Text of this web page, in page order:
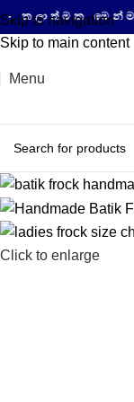
Skip to navigation
Skip to main content
මෙන්ම
Menu
Click to enlarge